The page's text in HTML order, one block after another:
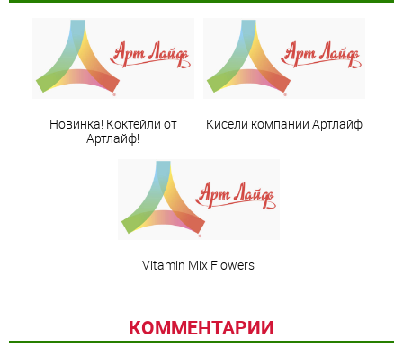
Новинка! Коктейли от
Артлайф!
Кисели компании Артлайф
Vitamin Mix Flowers
КОММЕНТАРИИ